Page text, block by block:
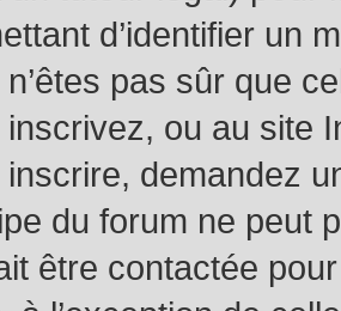
d’identifier un
pas sûr que
ou au site
demandez
du forum ne peut
être contactée